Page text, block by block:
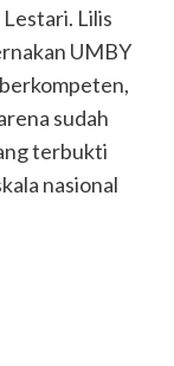
Lilis
UMBY
sudah
terbukti
nasional